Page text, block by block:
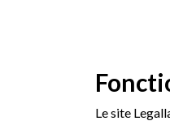
Le site